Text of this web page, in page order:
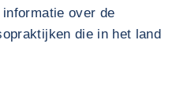
over de
die in het land